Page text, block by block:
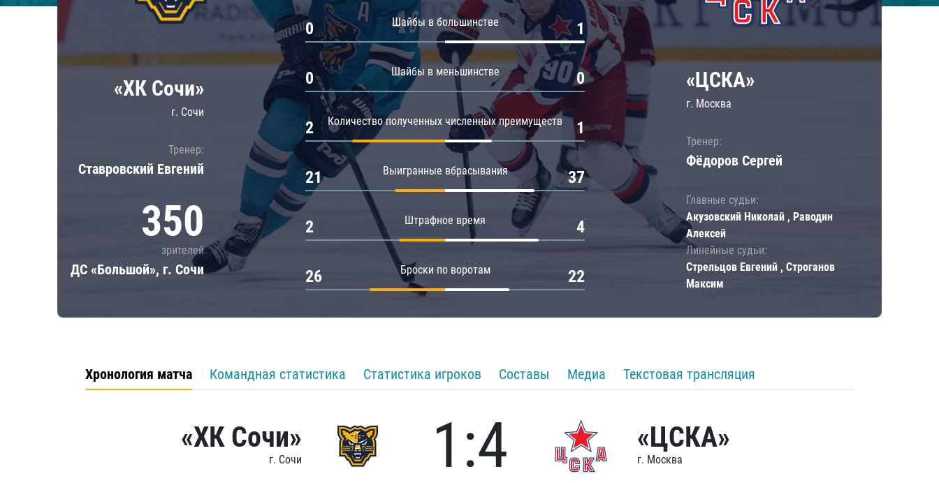
Локомотив
ЦСКА
Шанхайские Драконы
Амур
Барыс
Салават Юлаев
«ХК Сочи»
г. Сочи
Тренер:
Ставровский Евгений
350
зрителей
ДС «Большой», г. Сочи
Шайбы в большинстве
0 1
Шайбы в меньшинстве
0 0
Количество полученных численных преимуществ
2 1
Выигранные вбрасывания
21 37
Штрафное время
2 4
Броски по воротам
26 22
«ЦСКА»
г. Москва
Тренер:
Фёдоров Сергей
Главные судьи:
Акузовский Николай , Раводин
Алексей
Линейные судьи:
Стрельцов Евгений , Строганов
Максим
Хронология матча Командная статистика Статистика игроков Составы Медиа Текстовая трансляция
«ХК Сочи»
г. Сочи 1:4 «ЦСКА»
г. Москва